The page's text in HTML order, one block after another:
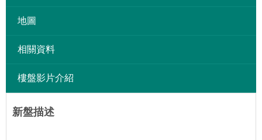
地圖
相關資料
樓盤影片介紹
新盤描述